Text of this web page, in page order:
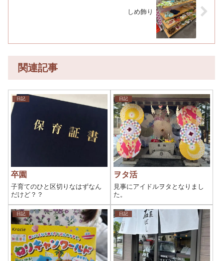
しめ飾り
関連記事
日記
卒園
子育てのひと区切りなはずなん
だけど？？
日記
ヲタ活
見事にアイドルヲタとなりまし
た。
日記 日記